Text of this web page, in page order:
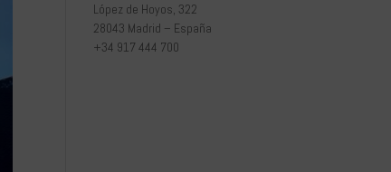
López de Hoyos, 322
28043 Madrid – España
+34 917 444 700